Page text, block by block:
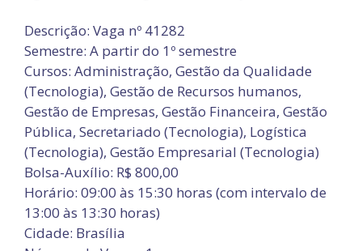
Descrição: Vaga nº 41282
Semestre: A partir do 1º semestre
Cursos: Administração, Gestão da Qualidade
(Tecnologia), Gestão de Recursos humanos,
Gestão de Empresas, Gestão Financeira, Gestão
Pública, Secretariado (Tecnologia), Logística
(Tecnologia), Gestão Empresarial (Tecnologia)
Bolsa-Auxílio: R$ 800,00
Horário: 09:00 às 15:30 horas (com intervalo de
13:00 às 13:30 horas)
Cidade: Brasília